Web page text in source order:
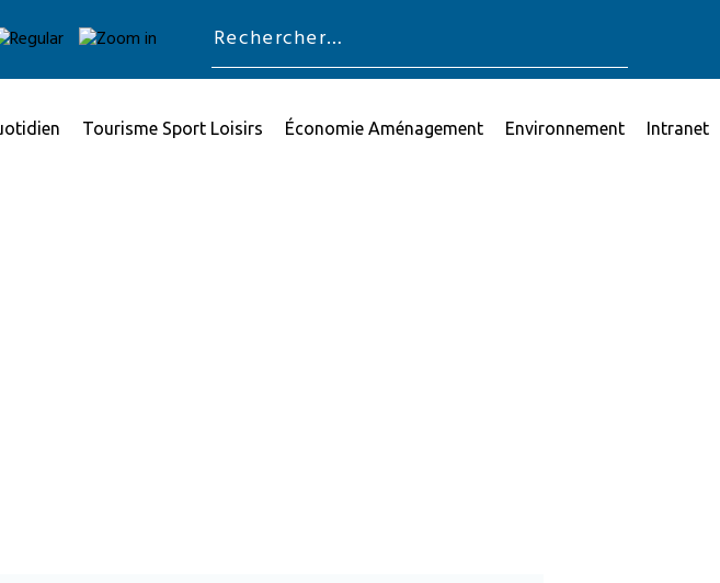
Tourisme Sport Loisirs Économie Aménagement Environnement Intranet